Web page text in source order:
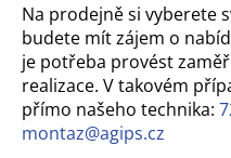
Na prodejně si vyberete
budete mít zájem o
je potřeba provést
realizace. V takovém
přímo našeho technika:
montaz@agips.cz
u
č
u
j
e
m